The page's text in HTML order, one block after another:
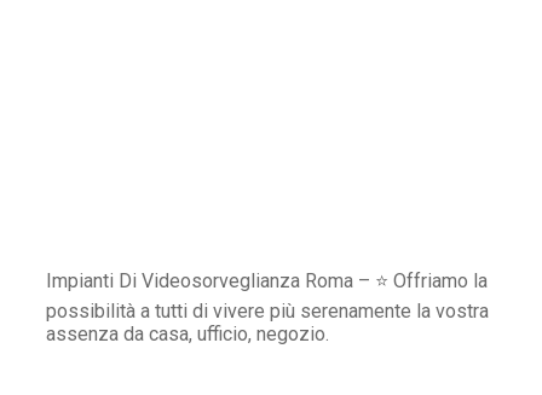
Impianti Di Videosorveglianza Roma – ⭐ Offriamo la
possibilità a tutti di vivere più serenamente la vostra
assenza da casa, ufficio, negozio.